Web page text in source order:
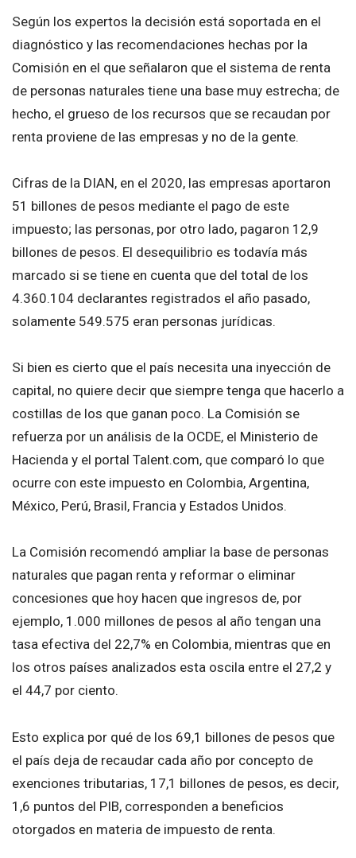
Según los expertos la decisión está soportada en el
diagnóstico y las recomendaciones hechas por la
Comisión en el que señalaron que el sistema de renta
de personas naturales tiene una base muy estrecha; de
hecho, el grueso de los recursos que se recaudan por
renta proviene de las empresas y no de la gente.
Cifras de la DIAN, en el 2020, las empresas aportaron
51 billones de pesos mediante el pago de este
impuesto; las personas, por otro lado, pagaron 12,9
billones de pesos. El desequilibrio es todavía más
marcado si se tiene en cuenta que del total de los
4.360.104 declarantes registrados el año pasado,
solamente 549.575 eran personas jurídicas.
Si bien es cierto que el país necesita una inyección de
capital, no quiere decir que siempre tenga que hacerlo a
costillas de los que ganan poco. La Comisión se
refuerza por un análisis de la OCDE, el Ministerio de
Hacienda y el portal Talent.com, que comparó lo que
ocurre con este impuesto en Colombia, Argentina,
México, Perú, Brasil, Francia y Estados Unidos.
La Comisión recomendó ampliar la base de personas
naturales que pagan renta y reformar o eliminar
concesiones que hoy hacen que ingresos de, por
ejemplo, 1.000 millones de pesos al año tengan una
tasa efectiva del 22,7% en Colombia, mientras que en
los otros países analizados esta oscila entre el 27,2 y
el 44,7 por ciento.
Esto explica por qué de los 69,1 billones de pesos que
el país deja de recaudar cada año por concepto de
exenciones tributarias, 17,1 billones de pesos, es decir,
1,6 puntos del PIB, corresponden a beneficios
otorgados en materia de impuesto de renta.